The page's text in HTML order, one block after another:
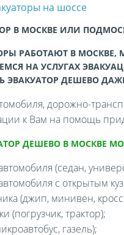
на шоссе
В МОСКВЕ ИЛИ
РАБОТАЮТ В МОСКВЕ,
НА УСЛУГАХ
ЭВАКУАТОР ДЕШЕВО
дорожно-
к Вам на помощь
ДЕШЕВО В МОСКВЕ
(седан,
с открытым
(джип, минивен,
(погрузчик, трактор);
газель);